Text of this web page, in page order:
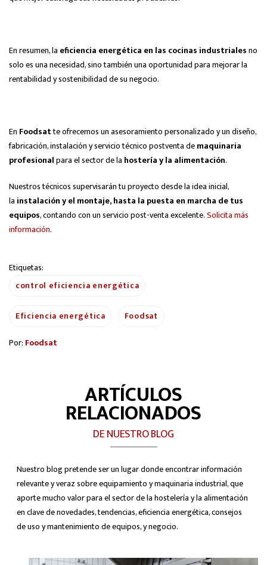
En resumen, la eficiencia energética en las cocinas industrialesno
solo es una necesidad, sino también una oportunidad para mejorar la
rentabilidad y sostenibilidad de su negocio.
En Foodsatte ofrecemos un asesoramiento personalizado y un diseño,
fabricación, instalación y servicio técnico postventa demaquinaria
profesionalpara el sector de la hostería y la alimentación.
Nuestros técnicos supervisarán tu proyecto desde la idea inicial,
la instalación y el montaje, hasta la puesta en marcha de tus
equipos, contando con un servicio post-venta excelente.Solicita más
información.
Etiquetas:
control eficiencia energética
Eficiencia energética
Foodsat
Por: Foodsat
ARTÍCULOS
RELACIONADOS
DE NUESTRO BLOG
Nuestro blog pretende ser un lugar donde encontrar información
relevante y veraz sobre equipamiento y maquinaria industrial, que
aporte mucho valor para el sector de la hostelería y la alimentación
en clave de novedades, tendencias, eficiencia energética, consejos
de uso y mantenimiento de equipos, y negocio.